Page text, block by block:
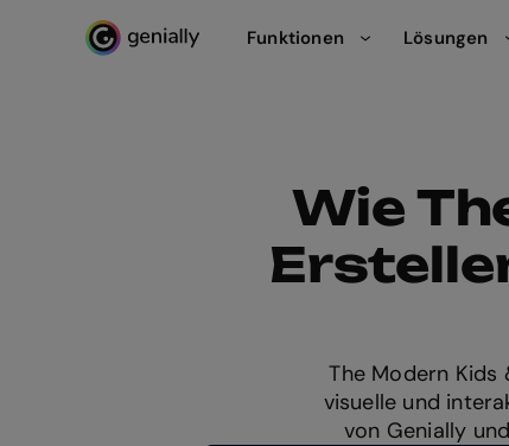
Genialy home page
Funktionen Lösungen
Wie
The Modern Kids
visuelle und
von Genially